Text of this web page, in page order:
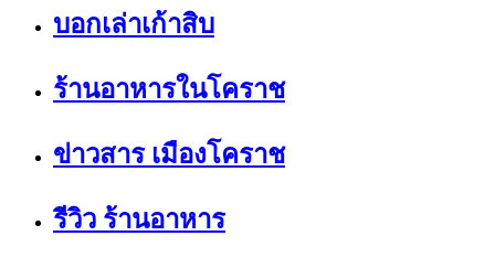
บอกเล่าเก้าสิบ
ร้านอาหารในโคราช
ข่าวสาร เมืองโคราช
รีวิว ร้านอาหาร